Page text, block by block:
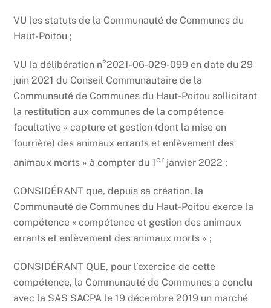
VU les statuts de la Communauté de Communes du
Haut-Poitou ;
VU la délibération n°2021-06-029-099 en date du 29
juin 2021 du Conseil Communautaire de la
Communauté de Communes du Haut-Poitou sollicitant
la restitution aux communes de la compétence
facultative « capture et gestion (dont la mise en
fourrière) des animaux errants et enlèvement des
animaux morts » à compter du 1er janvier 2022 ;
CONSIDÉRANT que, depuis sa création, la
Communauté de Communes du Haut-Poitou exerce la
compétence « compétence et gestion des animaux
errants et enlèvement des animaux morts » ;
CONSIDÉRANT QUE, pour l’exercice de cette
compétence, la Communauté de Communes a conclu
avec la SAS SACPA le 19 décembre 2019 un marché